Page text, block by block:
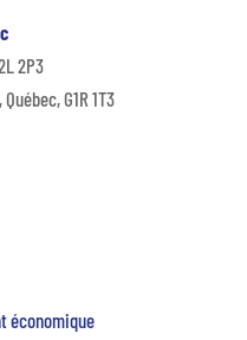
2P3
G1R 1T3
économique